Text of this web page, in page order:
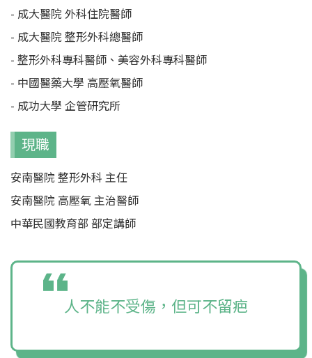
- 成大醫院 外科住院醫師
- 成大醫院 整形外科總醫師
- 整形外科專科醫師、美容外科專科醫師
- 中國醫藥大學 高壓氧醫師
- 成功大學 企管研究所
現職
安南醫院 整形外科 主任
安南醫院 高壓氧 主治醫師
中華民國教育部 部定講師
人不能不受傷，但可不留疤